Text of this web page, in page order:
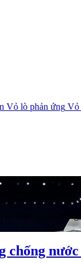
Vỏ lò phản ứng Vỏ
THDi
kiệm năng lượng;
chống